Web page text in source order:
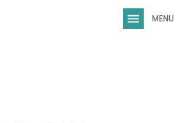
Skip to main content